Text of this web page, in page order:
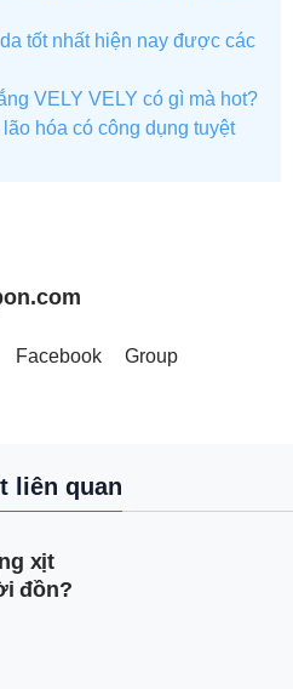
tốt nhất hiện nay được các
VELY VELY có gì mà hot?
hóa có công dụng tuyệt
Facebook
Group
liên quan
xịt
đồn?